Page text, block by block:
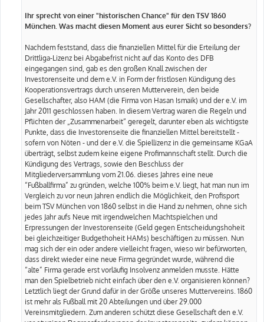
Ihr sprecht von einer "historischen Chance" für den TSV 1860
München. Was macht diesen Moment aus eurer Sicht so besonders?
Nachdem feststand, dass die finanziellen Mittel für die Erteilung der
Drittliga-Lizenz bei Abgabefrist nicht auf das Konto des DFB
eingegangen sind, gab es den großen Knall zwischen der
Investorenseite und dem e.V. in Form der fristlosen Kündigung des
Kooperationsvertrags durch unseren Mutterverein, den beide
Gesellschafter, also HAM (die Firma von Hasan Ismaik) und der e.V. im
Jahr 2011 geschlossen haben. In diesem Vertrag waren die Regeln und
Pflichten der „Zusammenarbeit“ geregelt, darunter eben als wichtigste
Punkte, dass die Investorenseite die finanziellen Mittel bereitstellt -
sofern von Nöten - und der e.V. die Spiellizenz in die gemeinsame KGaA
überträgt, selbst zudem keine eigene Profimannschaft stellt. Durch die
Kündigung des Vertrags, sowie den Beschluss der
Mitgliederversammlung vom 21.06. dieses Jahres eine neue
“Fußballfirma” zu gründen, welche 100% beim e.V. liegt, hat man nun im
Vergleich zu vor neun Jahren endlich die Möglichkeit, den Profisport
beim TSV München von 1860 selbst in die Hand zu nehmen, ohne sich
jedes Jahr aufs Neue mit irgendwelchen Machtspielchen und
Erpressungen der Investorenseite (Geld gegen Entscheidungshoheit
bei gleichzeitiger Budgethoheit HAMs) beschäftigen zu müssen. Nun
mag sich der ein oder andere vielleicht fragen, wieso wir befürworten,
dass direkt wieder eine neue Firma gegründet wurde, während die
“alte” Firma gerade erst vorläufig Insolvenz anmelden musste. Hätte
man den Spielbetrieb nicht einfach über den e.V. organisieren können?
Letztlich liegt der Grund dafür in der Größe unseres Muttervereins. 1860
ist mehr als Fußball mit 20 Abteilungen und über 29.000
Vereinsmitgliedern. Zum anderen schützt diese Gesellschaft den e.V.